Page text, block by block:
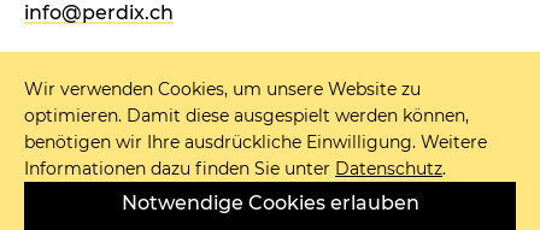
info@perdix.ch
NEWSLETTER
IMPRESSUM
Wir verwenden Cookies, um unsere Website zu
optimieren. Damit diese ausgespielt werden können,
benötigen wir Ihre ausdrückliche Einwilligung. Weitere
Informationen dazu finden Sie unter Datenschutz.
Notwendige Cookies erlauben